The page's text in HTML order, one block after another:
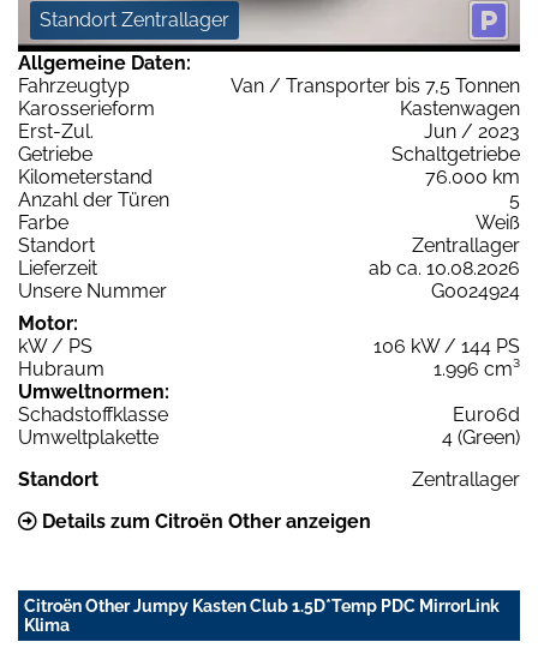
Standort Zentrallager
Allgemeine Daten:
Fahrzeugtyp
Van / Transporter bis 7,5 Tonnen
Karosserieform
Kastenwagen
Erst-Zul.
Jun / 2023
Getriebe
Schaltgetriebe
Kilometerstand
76.000 km
Anzahl der Türen
5
Farbe
Weiß
Standort
Zentrallager
Lieferzeit
ab ca. 10.08.2026
Unsere Nummer
G0024924
Motor:
kW / PS
106 kW / 144 PS
Hubraum
1.996 cm³
Umweltnormen:
Schadstoffklasse
Euro6d
Umweltplakette
4 (Green)
Standort
Zentrallager
Details zum Citroën Other anzeigen
Citroën Other Jumpy Kasten Club 1.5D*Temp PDC MirrorLink
Klima